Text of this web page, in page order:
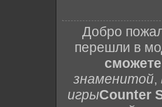
Добро
перешли в
знаменитой,
игрыCounter